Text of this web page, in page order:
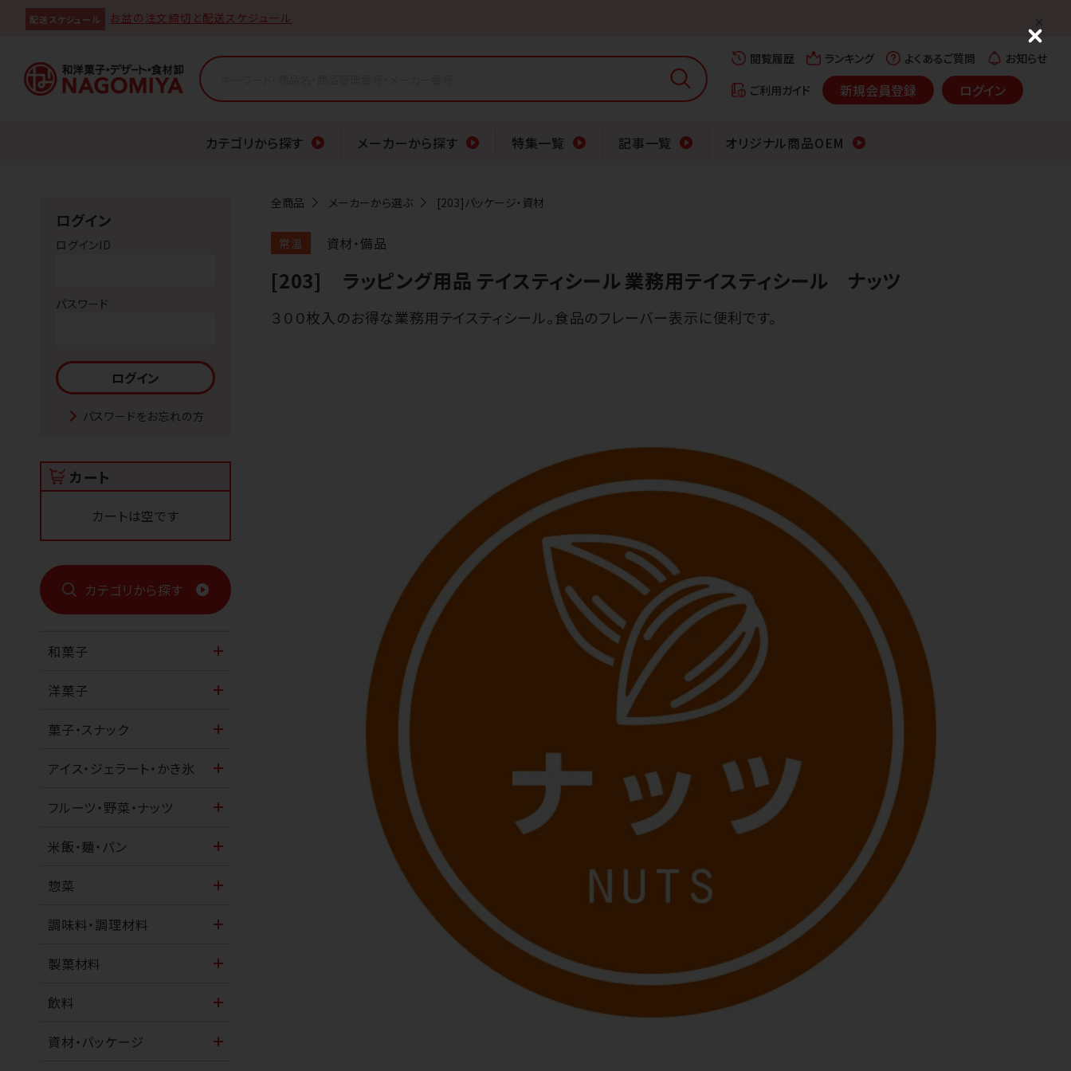
配送スケジュール お盆の注文締切と配送スケジュール
閲覧履歴 ランキング よくあるご質問
お知らせ
ご利用ガイド
新規会員登録 ログイン
カテゴリから探す メーカーから探す 特集一覧 記事一覧 オリジナル商品OEM
全商品 メーカーから選ぶ [203]パッケージ・資材
常温 資材・備品
[203] ラッピング用品 テイスティシール 業務用テイスティシール ナッツ
３００枚入のお得な業務用テイスティシール。食品のフレーバー表示に便利です。
ログイン
ログインID
パスワード
パスワードをお忘れの方
カート
カートは空です
カテゴリから探す
和菓子
洋菓子
菓子・スナック
アイス・ジェラート・かき氷
フルーツ・野菜・ナッツ
米飯・麺・パン
惣菜
調味料・調理材料
製菓材料
飲料
資材・パッケージ
C
l